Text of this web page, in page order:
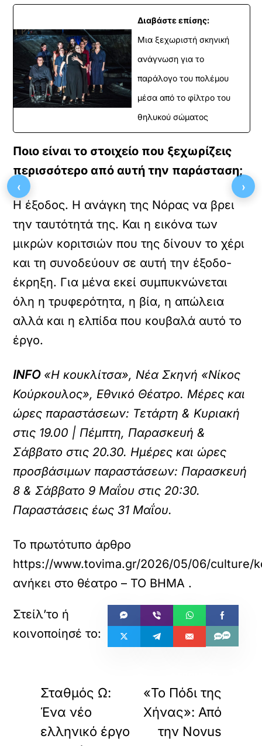
Διαβάστε επίσης:
Μια ξεχωριστή σκηνική
ανάγνωση για το
παράλογο του πολέμου
μέσα από το φίλτρο του
θηλυκού σώματος
Ποιο είναι το στοιχείο που ξεχωρίζεις
περισσότερο από αυτή την παράσταση;
Η έξοδος. Η ανάγκη της Νόρας να βρει
την ταυτότητά της. Και η εικόνα των
μικρών κοριτσιών που της δίνουν το χέρι
και τη συνοδεύουν σε αυτή την έξοδο-
έκρηξη. Για μένα εκεί συμπυκνώνεται
όλη η τρυφερότητα, η βία, η απώλεια
αλλά και η ελπίδα που κουβαλά αυτό το
έργο.
INFO«Η κουκλίτσα», Νέα Σκηνή «Νίκος
Κούρκουλος», Εθνικό Θέατρο. Μέρες και
ώρες παραστάσεων: Τετάρτη & Κυριακή
στις 19.00 | Πέμπτη, Παρασκευή &
Σάββατο στις 20.30. Ημέρες και ώρες
προσβάσιμων παραστάσεων: Παρασκευή
8 & Σάββατο 9 Μαΐου στις 20:30.
Παραστάσεις έως 31 Μαΐου.
Το πρωτότυπο άρθρο
https://www.tovima.gr/2026/05/06/
ανήκει στο θέατρο – ΤΟ ΒΗΜΑ .
Σταθμός Ω:
Ένα νέο
ελληνικό έργο
«Το Πόδι της
Χήνας»: Από
την Novus
‹ ›